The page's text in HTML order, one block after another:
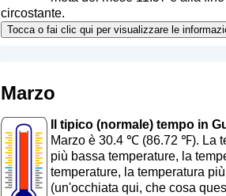
circostante.
Tocca o fai clic qui per visualizzare le
Marzo
Il tipico (normale) tempo in
Marzo è 30.4 ℃ (86.72 ℉). La
più bassa temperature, la
temperature, la temperatura
(un'occhiata qui, che cosa